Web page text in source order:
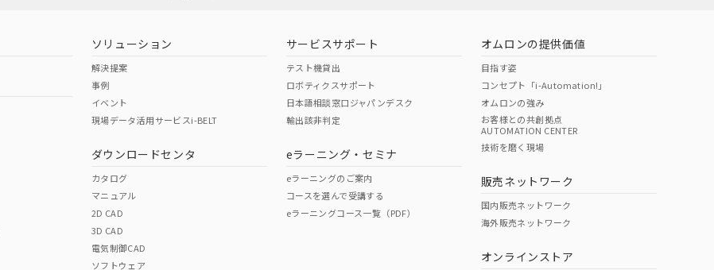
ソリューション
解決提案
事例
イベント
現場データ活用サービスi-BELT
ダウンロードセンタ
カタログ
マニュアル
2D CAD
3D CAD
電気制御CAD
ソフトウェア
サービスサポート
テスト機貸出
ロボティクスサポート
日本語相談窓口ジャパンデスク
輸出該非判定
eラーニング・セミナ
eラーニングのご案内
コースを選んで受講する
eラーニングコース一覧（PDF）
オムロンの提供価値
目指す姿
コンセプト「i-Automation!」
オムロンの強み
お客様との共創拠点
AUTOMATION CENTER
技術を磨く現場
販売ネットワーク
国内販売ネットワーク
海外販売ネットワーク
オンラインストア